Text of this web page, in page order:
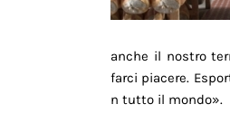
anche il nostro
farci piacere.
n tutto il mondo».